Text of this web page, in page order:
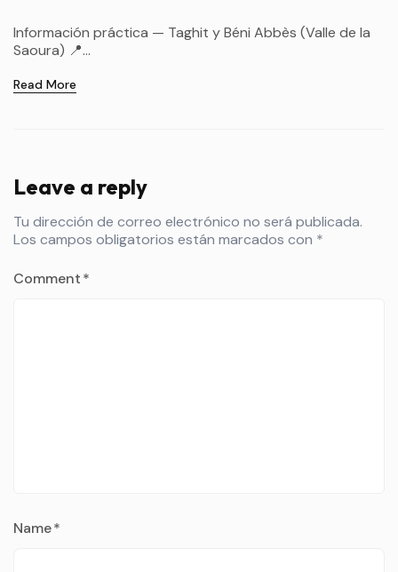
Información práctica — Taghit y Béni Abbès (Valle de la
Saoura) 📍...
Read More
Leave a reply
Tu dirección de correo electrónico no será publicada.
Los campos obligatorios están marcados con *
Comment*
Name*